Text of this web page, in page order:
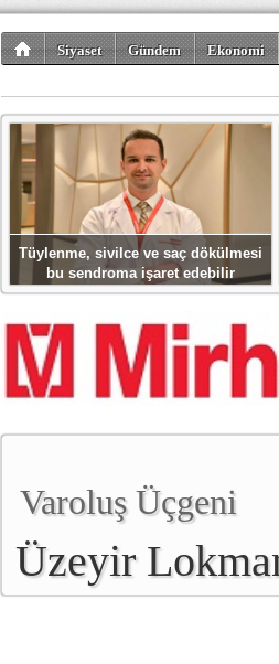
Siyaset Gündem Ekonomi
Tüylenme, sivilce ve saç dökülmesi
bu sendroma işaret edebilir
Varoluş Üçgeni
Üzeyir